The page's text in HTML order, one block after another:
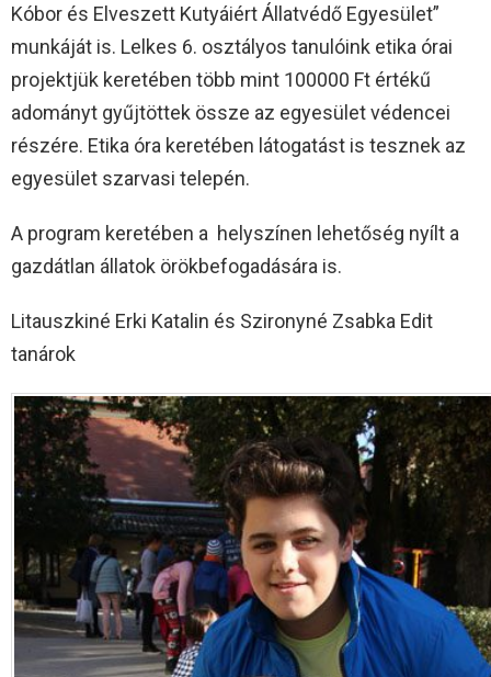
Kóbor és Elveszett Kutyáiért Állatvédő Egyesület”
munkáját is. Lelkes 6. osztályos tanulóink etika órai
projektjük keretében több mint 100000 Ft értékű
adományt gyűjtöttek össze az egyesület védencei
részére. Etika óra keretében látogatást is tesznek az
egyesület szarvasi telepén.
A program keretében a helyszínen lehetőség nyílt a
gazdátlan állatok örökbefogadására is.
Litauszkiné Erki Katalin és Szironyné Zsabka Edit
tanárok